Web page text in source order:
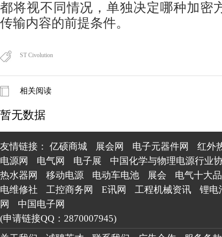
都将视不同情况，单独决定哪种加密
传输内容的前提条件。
ST Civolution
相关阅读
暂无数据
友情链接： 亿硕商城 展会网 电子元器件网
红外
电源网
电气网 电子展
中国化学与物理电源行业
热水器网
移动电源 电动车电池 展会
电气十大
电维修社
工控商务网 E讯网 工程机械资讯
锂电
网
中国电子网
(申请链接QQ：2870007945)